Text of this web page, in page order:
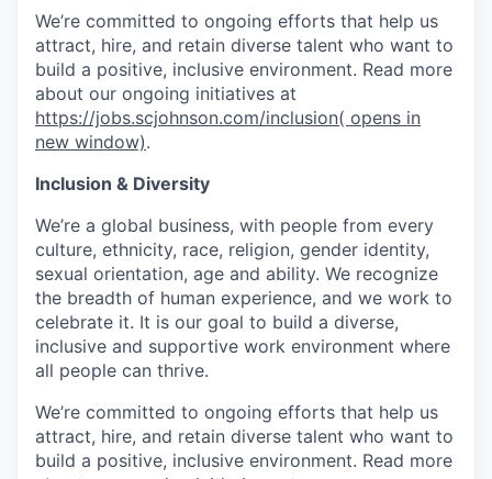
We’re committed to ongoing efforts that help us
attract, hire, and retain diverse talent who want to
build a positive, inclusive environment. Read more
about our ongoing initiatives at
https://jobs.scjohnson.com/inclusion( opens in
new window).
Inclusion & Diversity
We’re a global business, with people from every
culture, ethnicity, race, religion, gender identity,
sexual orientation, age and ability. We recognize
the breadth of human experience, and we work to
celebrate it. It is our goal to build a diverse,
inclusive and supportive work environment where
all people can thrive.
We’re committed to ongoing efforts that help us
attract, hire, and retain diverse talent who want to
build a positive, inclusive environment. Read more